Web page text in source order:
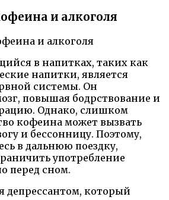
и алкоголя
в напитках, таких как
напитки, является
системы. Он
повышая бодрствование и
Однако, слишком
кофеина может вызвать
и бессонницу. Поэтому,
в дальнюю поездку,
употребление
перед сном.
депрессантом, который